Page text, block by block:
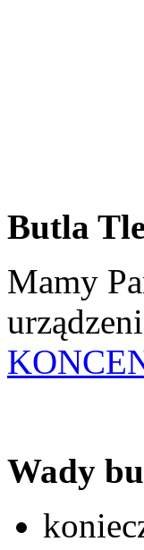
Butla
Mamy
Wady